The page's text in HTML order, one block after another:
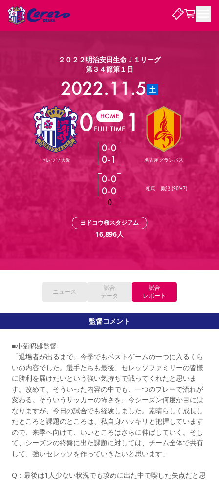
試合日程 / 結果 順位表
チームについて
選手・スタッフ スケジュール メディア情報 アクセス レディース
アカデミー
ハナサカプレーヤー 歴代所属選手
チケット
チケット情報 販売スケジュール 価格・席種
購入方法
シーズンシート
法人シーズンシート 福祉サービス
団体チケット
特定興行入場券 譲渡サービス リセールサービス
観戦ガイド
キッズ向けサービス
観戦マナー&ルール
ビジターサポーター観戦ガイド 公式アプリ
スタジアム
YANMAR HANASAKA STADIUM
よくある質問
クラブを知る
セレッソ大阪について
クラブ紹介 シーズン記録 求人情報
セレッソ大阪VISAカード
セレッソアイデアちょうだいな
Lise（ライセンスビジネス）
スポーツクラブ
関連団体/施設
長居公園 セレッソフットサルパーク セレッソフットサルパーク長居
セレッソ大阪アカデミー
大人のサッカースクール
その他スポーツクラブ
ファンクラブ
ファンクラブ
招待券引換方法 まいセレチケット
婚姻届・出生届・命名書
ニュース
チケット イベント
スポーツクラブ
レディース
２０２２明治安田生命Ｊ１リーグ
第３４節第１日
2022.11.5土
セレッソ大阪
0 HOME
FULL TIME1
0-0
0-1
0-0
0-0
0
名古屋グランパス
相馬 勇紀 (90'+7)
ヨドコウ桜スタジアム
16,896人
ニュース
試合
データ
試合
レポート
監督コメント
■小菊昭雄監督
「退場者が出るまで、今季でもベストゲームの一つに入るくら
いの内容でした。選手たちも最後、セレッソファミリーの皆様
に勝利を届けたいという強い気持ちで戦ってくれたと思いま
す。改めて、そういった内容の中でも、一つのプレーで流れが
変わる。そういうサッカーの怖さを、今シーズン何度か目には
なりますが、今日の試合でも経験しました。素晴らしく成長し
たところと課題のところは、私自身ハッキリと把握しています
ので、来季へ向けて、いいところはさらに伸ばしていく。そし
て、シーズンの終盤に出た課題に対しては、チーム全体で共有
して、強いセレッソを作っていきたいと思います」
Q：最後は1人少ない状況でも攻めに出た中で喫した失点だと思